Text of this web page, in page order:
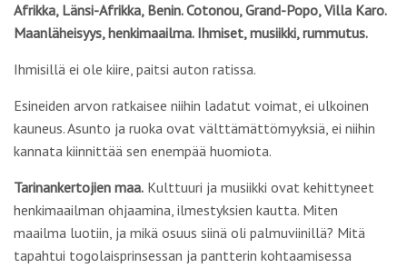
Afrikka, Länsi-Afrikka, Benin. Cotonou, Grand-Popo, Villa Karo.
Maanläheisyys, henkimaailma. Ihmiset, musiikki, rummutus.
Ihmisillä ei ole kiire, paitsi auton ratissa.
Esineiden arvon ratkaisee niihin ladatut voimat, ei ulkoinen
kauneus. Asunto ja ruoka ovat välttämättömyyksiä, ei niihin
kannata kiinnittää sen enempää huomiota.
Tarinankertojien maa. Kulttuuri ja musiikki ovat kehittyneet
henkimaailman ohjaamina, ilmestyksien kautta. Miten
maailma luotiin, ja mikä osuus siinä oli palmuviinillä? Mitä
tapahtui togolaisprinsessan ja pantterin kohtaamisessa